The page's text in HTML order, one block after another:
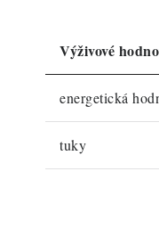
Výživové
energetická
tuky